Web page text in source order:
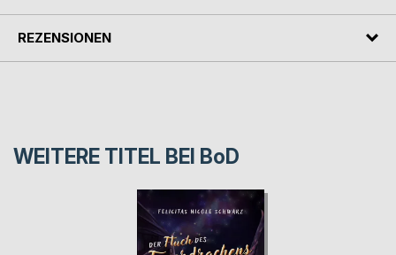
REZENSIONEN
WEITERE TITEL BEI BoD